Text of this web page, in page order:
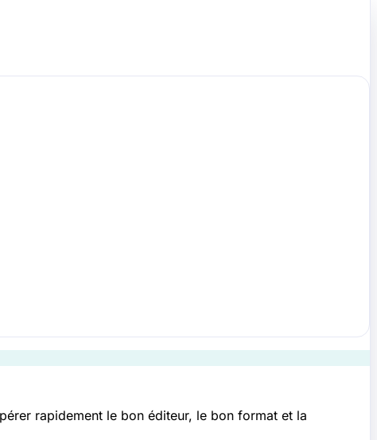
rapidement le bon éditeur, le bon format et la